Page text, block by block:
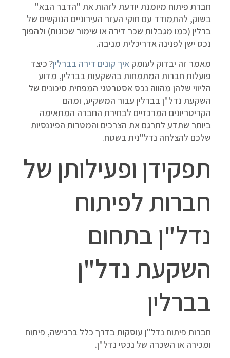
חברת פיתוח מיומנת יודעת לזהות את "הדבר הבא"
בשוק, להתמודד עם חוקי העזר העירוניים הנוקשים של
ברלין (כמו מגבלות שכר דירה או שימור שכונות) ולהפוך
נכס ישן לפנינה אדריכלית מניבה.
מאמר זה יבדוק לעומק איך קונים דירה בברלין? כיצד
פועלות חברות המתמחות בהשקעות בברלין, מדוע
הליווי שלהן מהווה נכס אסטרטגי המפחית סיכונים של
השקעת נדל"ן בברלין עבור המשקיע, ומהם
הקריטריונים המרכזיים לבחירת החברה המתאימה
ביותר שתדע לתרגם את הצרכים והמטרות הפיננסיות
שלכם להצלחה נדל"נית בשטח.
תפקידן ופעילותן של
חברות לפיתוח
נדל"ן בתחום
השקעת נדל"ן
בברלין
חברות פיתוח נדל"ן עוסקות בדרך כלל ברכישה, פיתוח
ומכירה או השכרה של נכסי נדל"ן.